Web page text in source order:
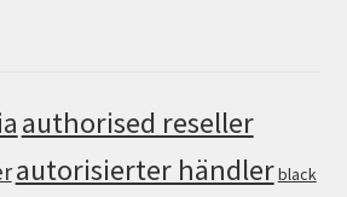
authorised reseller
autorisierter händlerblack